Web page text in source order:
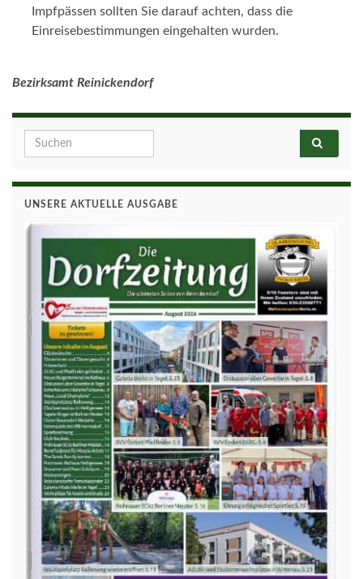
Impfpässen sollten Sie darauf achten, dass die
Einreisebestimmungen eingehalten wurden.
Bezirksamt Reinickendorf
Search for:
UNSERE AKTUELLE AUSGABE